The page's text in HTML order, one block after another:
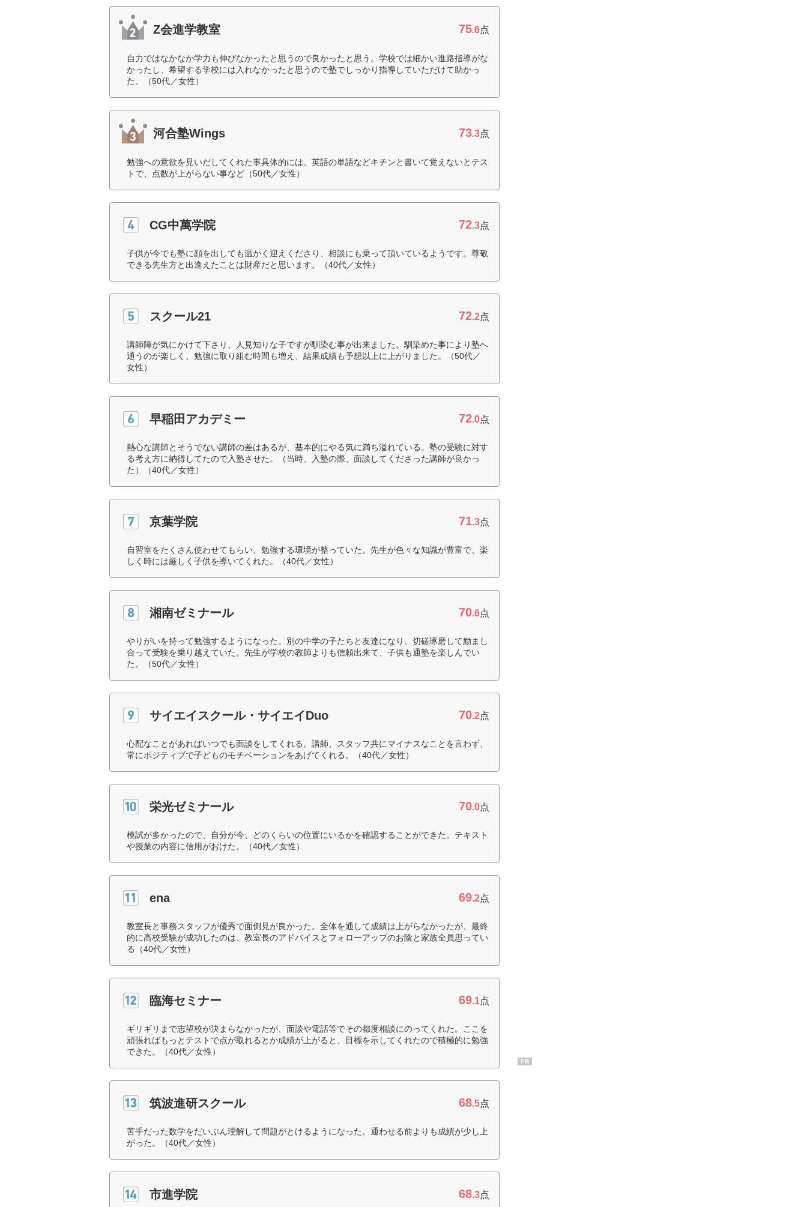
Z会進学教室 75.6点
自力ではなかなか学力も伸びなかったと思うので良かったと思う。学校では細かい進路指導がな
かったし、希望する学校には入れなかったと思うので塾でしっかり指導していただけて助かっ
た。（50代／女性）
河合塾Wings 73.3点
勉強への意欲を見いだしてくれた事具体的には、英語の単語などキチンと書いて覚えないとテス
トで、点数が上がらない事など（50代／女性）
CG中萬学院 72.3点
子供が今でも塾に顔を出しても温かく迎えくださり、相談にも乗って頂いているようです。尊敬
できる先生方と出逢えたことは財産だと思います。（40代／女性）
スクール21 72.2点
講師陣が気にかけて下さり、人見知りな子ですが馴染む事が出来ました。馴染めた事により塾へ
通うのが楽しく、勉強に取り組む時間も増え、結果成績も予想以上に上がりました。（50代／
女性）
早稲田アカデミー 72.0点
熱心な講師とそうでない講師の差はあるが、基本的にやる気に満ち溢れている。塾の受験に対す
る考え方に納得してたので入塾させた。（当時、入塾の際、面談してくださった講師が良かっ
た）（40代／女性）
京葉学院 71.3点
自習室をたくさん使わせてもらい、勉強する環境が整っていた。先生が色々な知識が豊富で、楽
しく時には厳しく子供を導いてくれた。（40代／女性）
湘南ゼミナール 70.6点
やりがいを持って勉強するようになった。別の中学の子たちと友達になり、切磋琢磨して励まし
合って受験を乗り越えていた。先生が学校の教師よりも信頼出来て、子供も通塾を楽しんでい
た。（50代／女性）
サイエイスクール・サイエイDuo 70.2点
心配なことがあればいつでも面談をしてくれる。講師、スタッフ共にマイナスなことを言わず、
常にポジティブで子どものモチベーションをあげてくれる。（40代／女性）
栄光ゼミナール 70.0点
模試が多かったので、自分が今、どのくらいの位置にいるかを確認することができた。テキスト
や授業の内容に信用がおけた。（40代／女性）
ena 69.2点
教室長と事務スタッフが優秀で面倒見が良かった。全体を通して成績は上がらなかったが、最終
的に高校受験が成功したのは、教室長のアドバイスとフォローアップのお陰と家族全員思ってい
る（40代／女性）
臨海セミナー 69.1点
ギリギリまで志望校が決まらなかったが、面談や電話等でその都度相談にのってくれた。ここを
頑張ればもっとテストで点が取れるとか成績が上がると、目標を示してくれたので積極的に勉強
できた。（40代／女性）
筑波進研スクール 68.5点
苦手だった数学をだいぶん理解して問題がとけるようになった。通わせる前よりも成績が少し上
がった。（40代／女性）
市進学院 68.3点
PR